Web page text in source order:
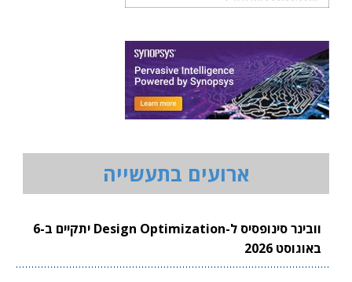
ארועים בתעשייה
וובינר סינופסיס ל-Design Optimization יתקיים ב-6
באוגוסט 2026